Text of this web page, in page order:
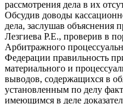
рассмотрения дела в их
Обсудив доводы
дела, заслушав объяснения
Лезгиева Р.Е., проверив в
Арбитражного
Федерации правильность
материального и
выводов, содержащихся в
установленным по делу
имеющимся в деле